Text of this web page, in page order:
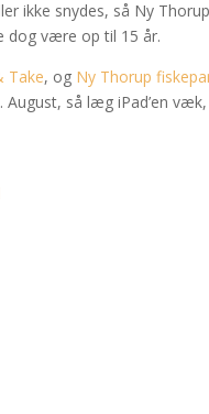
ikke snydes, så Ny
dog være op til 15 år.
Take, og Ny Thorup
så læg iPad’en